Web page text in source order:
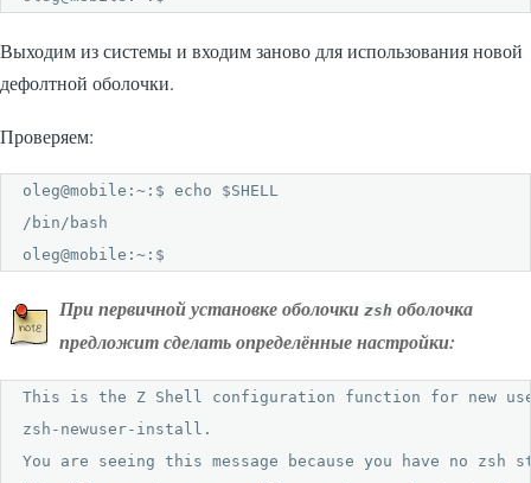
Выходим из системы и входим заново для использования новой
дефолтной оболочки.
Проверяем:
oleg@mobile:~:$ echo $SHELL
/bin/bash
oleg@mobile:~:$
При первичной установке оболочки zsh оболочка
предложит сделать определённые настройки:
This is the Z Shell configuration function for new
zsh-newuser-install.
You are seeing this message because you have no